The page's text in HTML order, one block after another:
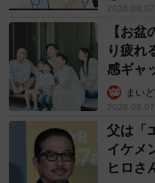
2026.08.07
【お
り疲れ
感ギャ
まい
2026.08.07
父は「
イケメ
ヒロさ